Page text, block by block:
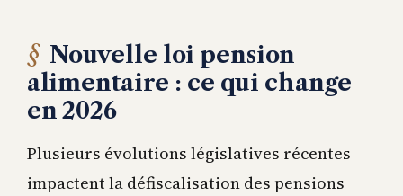
Nouvelle loi pension
alimentaire : ce qui change
en 2026
Plusieurs évolutions législatives récentes
impactent la défiscalisation des pensions